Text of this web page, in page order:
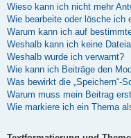
Wieso kann ich nicht mehr
Wie bearbeite oder lösche ich
Warum kann ich auf
Weshalb kann ich keine
Weshalb wurde ich verwarnt?
Wie kann ich Beiträge den
Was bewirkt die „Speichern“-
Warum muss mein Beitrag
Wie markiere ich ein Thema